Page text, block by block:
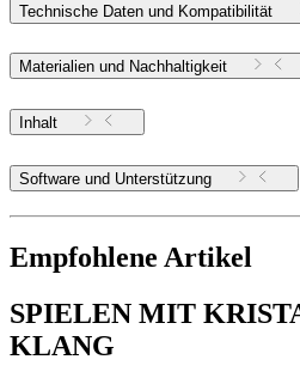
Technische Daten und Kompatibilität
Materialien und Nachhaltigkeit
Inhalt
Software und Unterstützung
Empfohlene Artikel
SPIELEN MIT
KLANG